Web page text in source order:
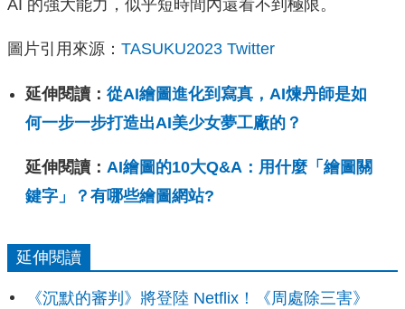
AI 的強大能力，似乎短時間內還看不到極限。
圖片引用來源： TASUKU2023 Twitter
延伸閱讀： 從AI繪圖進化到寫真，AI煉丹師是如
何一步一步打造出AI美少女夢工廠的？
延伸閱讀： AI繪圖的10大Q&A：用什麼「繪圖關
鍵字」？有哪些繪圖網站?
延伸閱讀
《沉默的審判》將登陸 Netflix！《周處除三害》